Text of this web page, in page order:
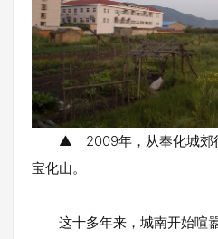
▲ 2009年，从奉化城郊往
宝化山。
这十多年来，城南开始喧